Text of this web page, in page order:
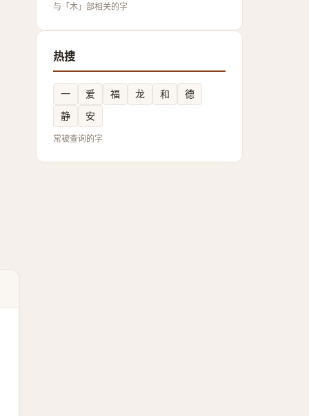
与「木」部相关的字
热搜
一 爱 福 龙 和
德
静
安
常被查询的字